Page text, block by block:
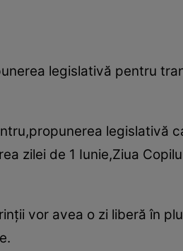
legislativă pentru
legislativă
zilei de 1 Iunie,Ziua
vor avea o zi liberă în